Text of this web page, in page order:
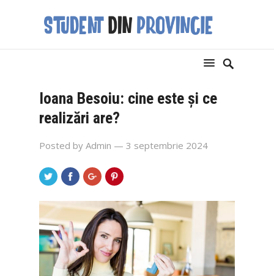
Ioana Besoiu: cine este și ce
realizări are?
Posted by Admin — 3 septembrie 2024